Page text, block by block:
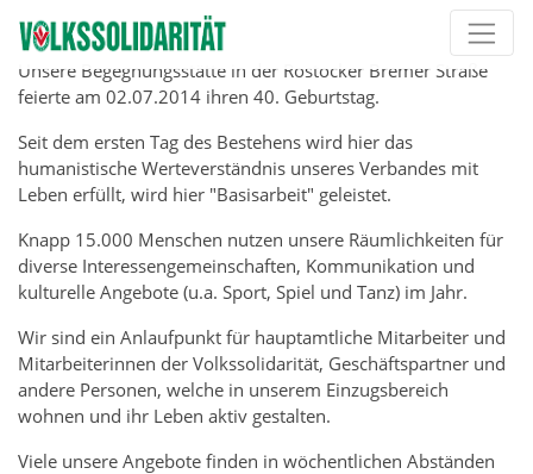
Direkt zur Hauptnavigation springen
Direkt zum Inhalt springen
Unsere Begegnungsstätte in der Rostocker Bremer Straße
feierte am 02.07.2014 ihren 40. Geburtstag.
Seit dem ersten Tag des Bestehens wird hier das
humanistische Werteverständnis unseres Verbandes mit
Leben erfüllt, wird hier "Basisarbeit" geleistet.
Knapp 15.000 Menschen nutzen unsere Räumlichkeiten für
diverse Interessengemeinschaften, Kommunikation und
kulturelle Angebote (u.a. Sport, Spiel und Tanz) im Jahr.
Wir sind ein Anlaufpunkt für hauptamtliche Mitarbeiter und
Mitarbeiterinnen der Volkssolidarität, Geschäftspartner und
andere Personen, welche in unserem Einzugsbereich
wohnen und ihr Leben aktiv gestalten.
Viele unsere Angebote finden in wöchentlichen Abständen